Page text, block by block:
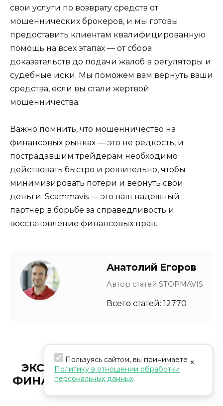
свои услуги по возврату средств от
мошеннических брокеров, и мы готовы
предоставить клиентам квалифицированную
помощь на всех этапах — от сбора
доказательств до подачи жалоб в регуляторы и
судебные иски. Мы поможем вам вернуть ваши
средства, если вы стали жертвой
мошенничества.
Важно помнить, что мошенничество на
финансовых рынках — это не редкость, и
пострадавшим трейдерам необходимо
действовать быстро и решительно, чтобы
минимизировать потери и вернуть свои
деньги. Scammavis — это ваш надежный
партнер в борьбе за справедливость и
восстановление финансовых прав.
Анатолий Егоров
Автор статей STOPMAVIS
Всего статей: 12770
ЭКСПЕРТЫ В РАЗОБЛАЧЕНИИ
ФИНАНСОВЫХ МОШЕННИЧЕСТВ
×
Пользуясь сайтом, вы принимаете
Политику в отношении обработки
персональных данных.